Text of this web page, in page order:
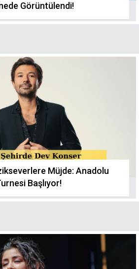
Görüntülendi!
Müjde: Anadolu
Başlıyor!